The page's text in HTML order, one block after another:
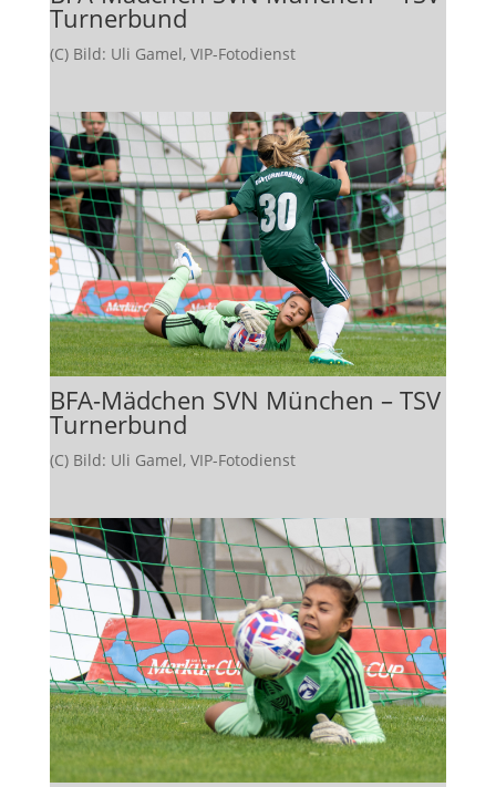
Turnerbund
(C) Bild: Uli Gamel, VIP-Fotodienst
BFA-Mädchen SVN München – TSV
Turnerbund
(C) Bild: Uli Gamel, VIP-Fotodienst